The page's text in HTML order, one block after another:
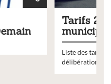
des services
des services municipaux,
municipal du 19 décembre